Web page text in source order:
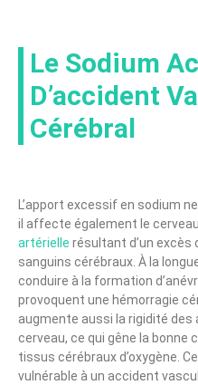
Le Sodium
D’accident
Cérébral
L’apport excessif en sodium
il affecte également le
artérielle résultant d’un excès
sanguins cérébraux. À la
conduire à la formation
provoquent une hémorragie
augmente aussi la rigidité
cerveau, ce qui gêne la bonne
tissus cérébraux d’oxygène.
vulnérable à un accident